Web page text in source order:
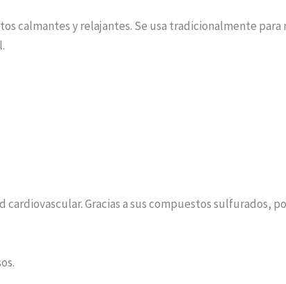
calmantes y relajantes. Se usa tradicionalmente
Gracias a sus compuestos sulfurados,